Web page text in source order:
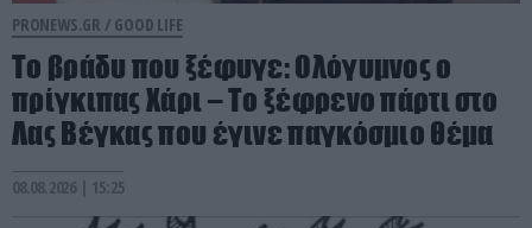
PRONEWS.GR / GOOD LIFE
Το βράδυ που ξέφυγε: Ολόγυμνος ο
πρίγκιπας Χάρι – Το ξέφρενο πάρτι στο
Λας Βέγκας που έγινε παγκόσμιο θέμα
08.08.2026 | 15:25